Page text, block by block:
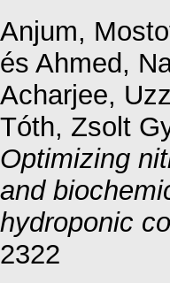
Anjum,
és Ahmed,
Acharjee,
Tóth, Zsolt
Optimizing
and
hydroponic
2322